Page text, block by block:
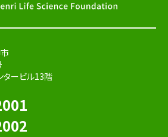
タービル13階